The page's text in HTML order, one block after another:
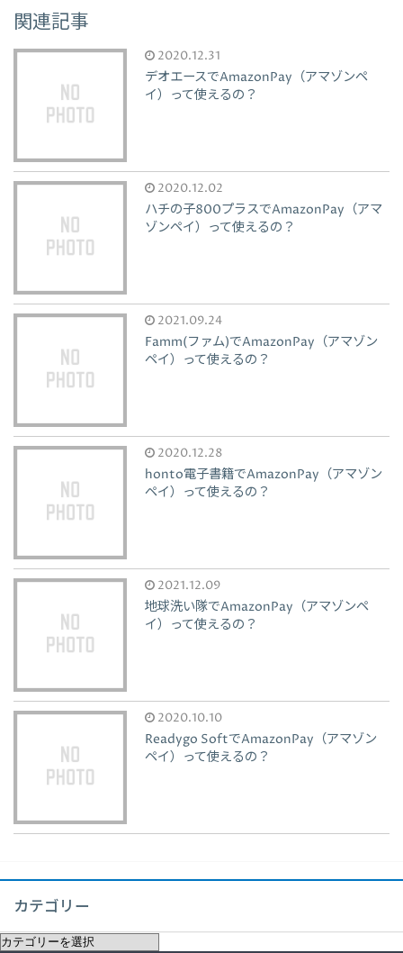
関連記事
2020.12.31
デオエースでAmazonPay（アマゾンペ
イ）って使えるの？
2020.12.02
ハチの子800プラスでAmazonPay（アマ
ゾンペイ）って使えるの？
2021.09.24
Famm(ファム)でAmazonPay（アマゾン
ペイ）って使えるの？
2020.12.28
honto電子書籍でAmazonPay（アマゾン
ペイ）って使えるの？
2021.12.09
地球洗い隊でAmazonPay（アマゾンペ
イ）って使えるの？
2020.10.10
Readygo SoftでAmazonPay（アマゾン
ペイ）って使えるの？
カテゴリー